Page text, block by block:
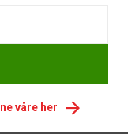
våre her